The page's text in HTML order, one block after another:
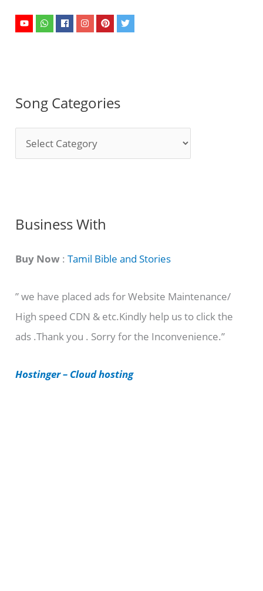
Song Categories
o
C
t
g
o
r
e
Business With
Buy Now :Tamil Bible and Stories
” we have placed ads for Website Maintenance/
High speed CDN & etc.Kindly help us to click the
ads .Thank you . Sorry for the Inconvenience.”
Hostinger – Cloud hosting